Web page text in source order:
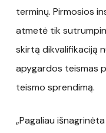
terminų. Pirmosios
atmetė tik
skirtą dikvalifikaciją
apygardos teismas
teismo sprendimą.
„Pagaliau